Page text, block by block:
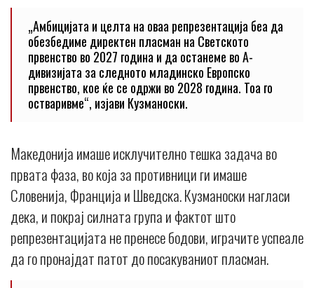
„Амбицијата и целта на оваа репрезентација беа да
обезбедиме директен пласман на Светското
првенство во 2027 година и да останеме во А-
дивизијата за следното младинско Европско
првенство, кое ќе се одржи во 2028 година. Тоа го
остваривме“, изјави Кузманоски.
Македонија имаше исклучително тешка задача во
првата фаза, во која за противници ги имаше
Словенија, Франција и Шведска. Кузманоски нагласи
дека, и покрај силната група и фактот што
репрезентацијата не пренесе бодови, играчите успеале
да го пронајдат патот до посакуваниот пласман.